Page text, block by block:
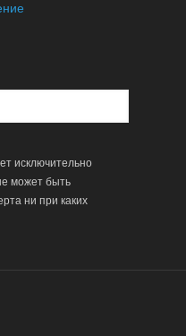
исключительно
может быть
ни при каких